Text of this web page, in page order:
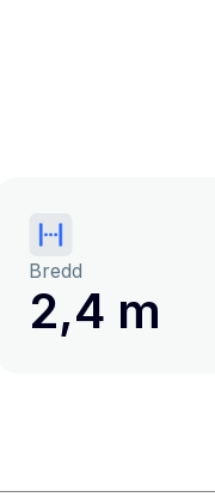
Bredd
2,4 m